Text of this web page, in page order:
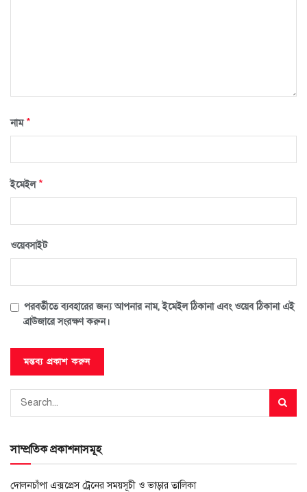
নাম*
ইমেইল*
ওয়েবসাইট
পরবর্তীতে ব্যবহারের জন্য আপনার নাম, ইমেইল ঠিকানা এবং ওয়েব ঠিকানা এই
ব্রাউজারে সংরক্ষণ করুন।
সাম্প্রতিক প্রকাশনাসমূহ
দোলনচাঁপা এক্সপ্রেস ট্রেনের সময়সূচী ও ভাড়ার তালিকা